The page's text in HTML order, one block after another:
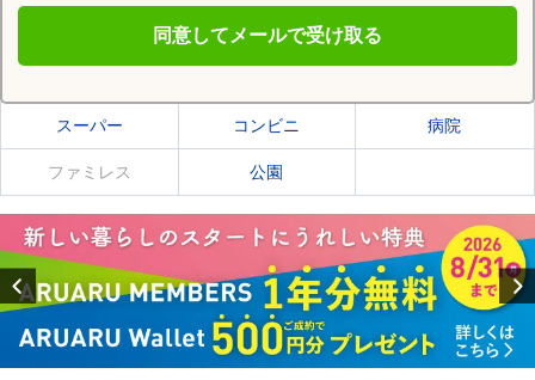
同意してメールで受け取る
風連駅の施設一覧
スーパー コンビニ 病院
ファミレス 公園
Previous